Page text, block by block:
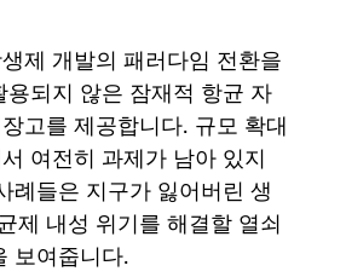
제 개발의 패러다임 전환을
용되지 않은 잠재적 항균 자
고를 제공합니다. 규모 확대
여전히 과제가 남아 있지
례들은 지구가 잃어버린 생
제 내성 위기를 해결할 열쇠
보여줍니다.